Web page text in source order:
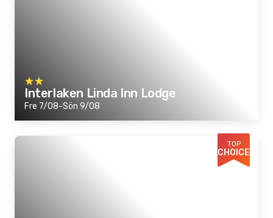
Interlaken Linda Inn Lodge
Fre 7/08-Sön 9/08
TOP
CHOICE